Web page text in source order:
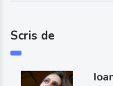
Scris de